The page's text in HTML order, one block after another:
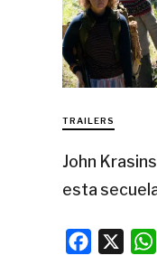
TRAILERS
John
esta